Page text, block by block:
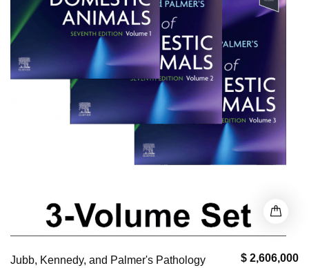
$ 2,606,000
Jubb, Kennedy, and Palmer's Pathology